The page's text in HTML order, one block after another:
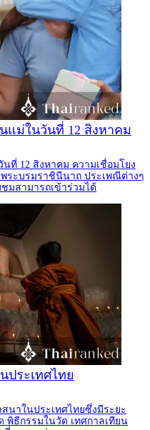
แม่ในวันที่ 12 สิงหาคม
ที่ 12 สิงหาคม ความเชื่อมโยง
ระบรมราชินีนาถ ประเพณีต่างๆ
มสามารถเข้าร่วมได้
ประเทศไทย
นาในประเทศไทยซึ่งมีระยะ
พิธีกรรมในวัด เทศกาลเทียน